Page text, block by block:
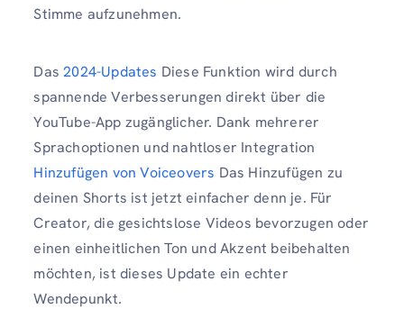
Stimme aufzunehmen.
Das2024-Updates Diese Funktion wird durch
spannende Verbesserungen direkt über die
YouTube-App zugänglicher. Dank mehrerer
Sprachoptionen und nahtloser Integration
Hinzufügen von Voiceovers Das Hinzufügen zu
deinen Shorts ist jetzt einfacher denn je. Für
Creator, die gesichtslose Videos bevorzugen oder
einen einheitlichen Ton und Akzent beibehalten
möchten, ist dieses Update ein echter
Wendepunkt.